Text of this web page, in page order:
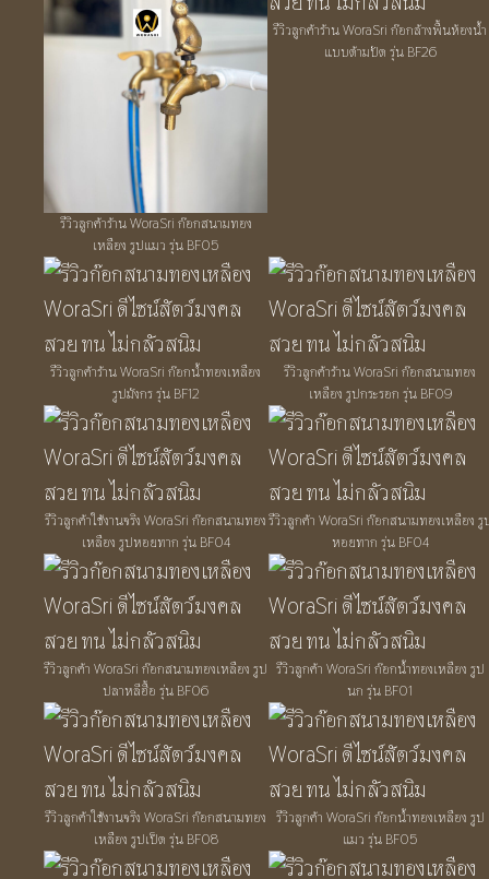
รีวิวลูกค้าร้าน WoraSri ก๊อกสนามทอง
เหลือง รูปแมว รุ่น BF05
รีวิวลูกค้าร้าน WoraSri ก๊อกล้างพื้นห้องน้ำ
แบบด้ามปัด รุ่น BF26
รีวิวลูกค้าร้าน WoraSri ก๊อกน้ำทองเหลือง
รูปมังกร รุ่น BF12
รีวิวลูกค้าร้าน WoraSri ก๊อกสนามทอง
เหลือง รูปกระรอก รุ่น BF09
รีวิวลูกค้าใช้งานจริง WoraSri ก๊อกสนามทอง
เหลือง รูปหอยทาก รุ่น BF04
รีวิวลูกค้า WoraSri ก๊อกสนามทองเหลือง รู
หอยทาก รุ่น BF04
รีวิวลูกค้า WoraSri ก๊อกสนามทองเหลือง รูป
ปลาหลีฮื้อ รุ่น BF06
รีวิวลูกค้า WoraSri ก๊อกน้ำทองเหลือง รูป
นก รุ่น BF01
รีวิวลูกค้าใช้งานจริง WoraSri ก๊อกสนามทอง
เหลือง รูปเป็ด รุ่น BF08
รีวิวลูกค้า WoraSri ก๊อกน้ำทองเหลือง รูป
แมว รุ่น BF05